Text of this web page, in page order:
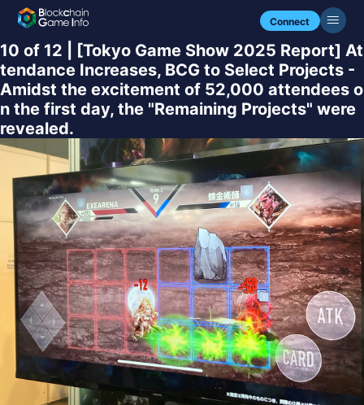
Connect
10 of 12 | [Tokyo Game Show 2025 Report] At
tendance Increases, BCG to Select Projects -
Amidst the excitement of 52,000 attendees o
n the first day, the "Remaining Projects" were
revealed.